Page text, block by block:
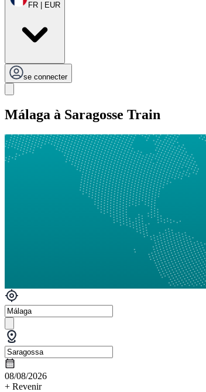
FR | EUR
se connecter
Málaga à Saragosse Train
08/08/2026
+ Revenir